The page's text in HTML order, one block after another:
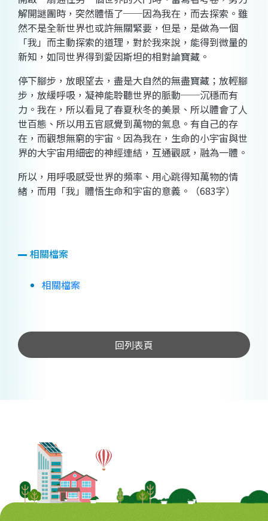
解開謎團時，突然體悟了──因為我在，而去探索。雖
然不是全新世界也或許無關緊要，但是，是做為一個
「我」而主動探索的道理，對於我來說，能得到微量的
新知，如同世界得到愛因斯坦的相對論寶藏。
停下腳步，放眼望去，盡是大自然的無盡寶藏；放輕腳
步，放緩呼吸，凝神能聆聽世界的脈動──沉穩而有
力。我在，所以看見了春夏秋冬的美景、所以體會了人
世百態、所以用五官感覺到萬物的氣息。有自己的存
在，而觀想無窮的宇宙。因為我在，生命的小宇宙與世
界的大宇宙用細密的神經連結，互通觀感，融為一體。
所以，用呼吸感受世界的頻率、用心跳得知萬物的情
緒，而用「我」體悟生命和宇宙的意義。（683字）
相關檔案
相關檔案
回列表頁